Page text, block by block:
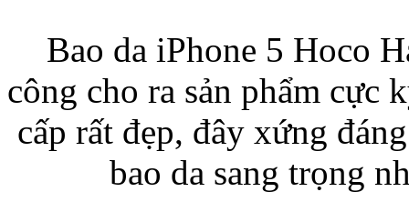
Bao da Samsung
Ốp lưng iPhone
Bao da iPhone 5 Hoco
công cho ra sản phẩm cực
cấp rất đẹp, đây xứng
bao da sang trọng